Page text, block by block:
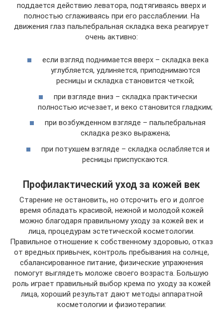
поддается действию леватора, подтягиваясь вверх и
полностью сглаживаясь при его расслаблении. На
движения глаз пальпебральная складка века реагирует
очень активно:
если взгляд поднимается вверх – складка века
углубляется, удлиняется, приподнимаются
ресницы и складка становится четкой;
при взгляде вниз – складка практически
полностью исчезает, и веко становится гладким;
при возбужденном взгляде – пальпебральная
складка резко выражена;
при потухшем взгляде – складка ослабляется и
ресницы приспускаются.
Профилактический уход за кожей век
Старение не остановить, но отсрочить его и долгое
время обладать красивой, нежной и молодой кожей
можно благодаря правильному уходу за кожей век и
лица, процедурам эстетической косметологии.
Правильное отношение к собственному здоровью, отказ
от вредных привычек, контроль пребывания на солнце,
сбалансированное питание, физические упражнения
помогут выглядеть моложе своего возраста. Большую
роль играет правильный выбор крема по уходу за кожей
лица, хороший результат дают методы аппаратной
косметологии и физиотерапии: